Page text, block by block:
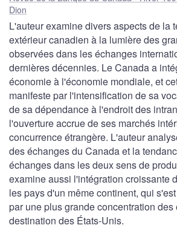
Dion
L'auteur examine divers aspects de la
extérieur canadien à la lumière des
observées dans les échanges
dernières décennies. Le Canada a
économie à l'économie mondiale, et
manifeste par l'intensification de sa
de sa dépendance à l'endroit des
l'ouverture accrue de ses marchés
concurrence étrangère. L'auteur
des échanges du Canada et la
échanges dans les deux sens de
examine aussi l'intégration croissante
les pays d'un même continent, qui
par une plus grande concentration des
destination des États-Unis.